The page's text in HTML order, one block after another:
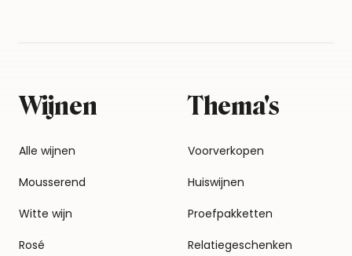
Wijnen
Alle wijnen
Mousserend
Witte wijn
Rosé
Thema's
Voorverkopen
Huiswijnen
Proefpakketten
Relatiegeschenken